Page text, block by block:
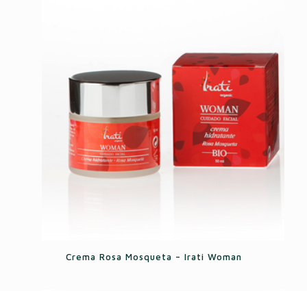
Crema Rosa Mosqueta – Irati Woman